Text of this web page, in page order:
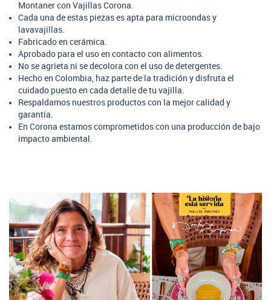
Montaner con Vajillas Corona.
Cada una de estas piezas es apta para microondas y
lavavajillas.
Fabricado en cerámica.
Aprobado para el uso en contacto con alimentos.
No se agrieta ni se decolora con el uso de detergentes.
Hecho en Colombia, haz parte de la tradición y disfruta el
cuidado puesto en cada detalle de tu vajilla.
Respaldamos nuestros productos con la mejor calidad y
garantía.
En Corona estamos comprometidos con una producción de bajo
impacto ambiental.